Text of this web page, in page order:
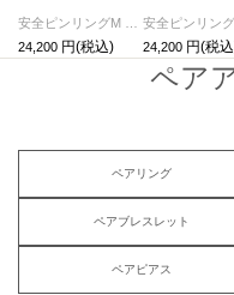
24,200
24,200
ペア
ペアリング
ペアブレスレット
ペアピアス